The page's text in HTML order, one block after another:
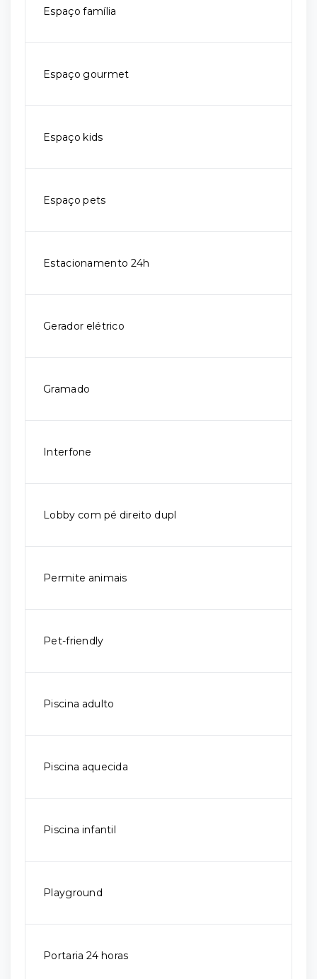
Espaço família
Espaço gourmet
Espaço kids
Espaço pets
Estacionamento 24h
Gerador elétrico
Gramado
Interfone
Lobby com pé direito dupl
Permite animais
Pet-friendly
Piscina adulto
Piscina aquecida
Piscina infantil
Playground
Portaria 24 horas